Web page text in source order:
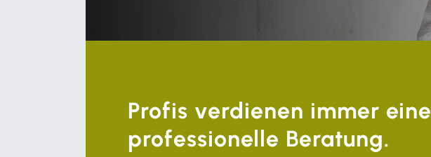
Profis verdienen immer eine
professionelle Beratung.